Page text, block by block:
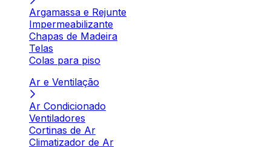
Argamassa e Rejunte
Impermeabilizante
Chapas de Madeira
Telas
Colas para piso
Ar e Ventilação
Ar Condicionado
Ventiladores
Cortinas de Ar
Climatizador de Ar